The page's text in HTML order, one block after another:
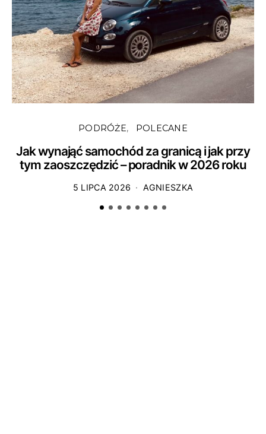
PODRÓŻE POLECANE
Jak wynająć samochód za granicą i jak przy
tym zaoszczędzić – poradnik w 2026 roku
5 LIPCA 2026 AGNIESZKA